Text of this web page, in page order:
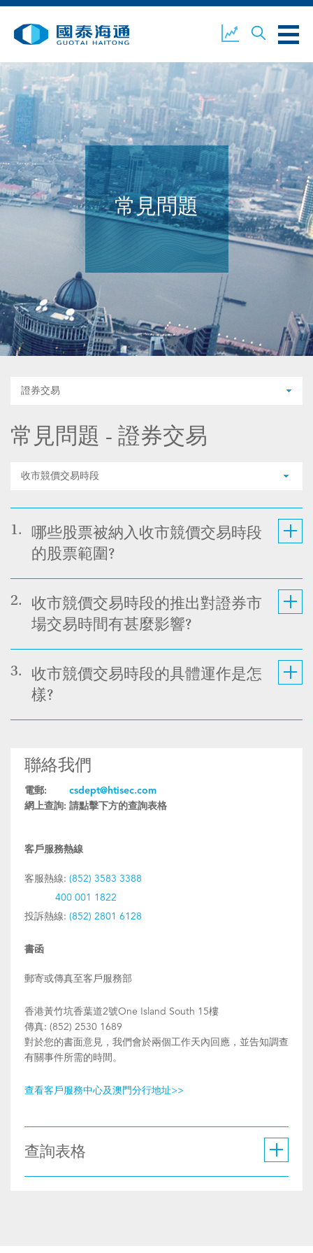
業務概覽 公司新聞
環境、社會及企業管治 國泰海通證券 聯絡我們
常見問題
證券交易
常見問題 - 證券交易
收市競價交易時段
1.
哪些股票被納入收市競價交易時段
的股票範圍?
2.
收市競價交易時段的推出對證券市
場交易時間有甚麼影響?
3.
收市競價交易時段的具體運作是怎
樣?
聯絡我們
電郵:
csdept@htisec.com
網上查詢: 請點擊下方的查詢表格
客戶服務熱線
客服熱線: (852) 3583 3388
400 001 1822
投訴熱線: (852) 2801 6128
書函
郵寄或傳真至客戶服務部
香港黃竹坑香葉道2號One Island South 15樓
傳真: (852) 2530 1689
對於您的書面意見，我們會於兩個工作天內回應，並告知調查
有關事件所需的時間。
查看客戶服務中心及澳門分行地址>>
查詢表格